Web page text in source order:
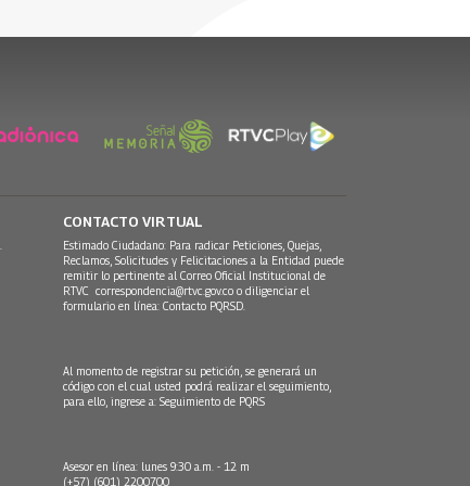
CONTACTO VIRTUAL
Estimado Ciudadano: Para radicar Peticiones, Quejas,
Reclamos, Solicitudes y Felicitaciones a la Entidad puede
remitir lo pertinente al Correo Oficial Institucional de
RTVC correspondencia@rtvc.gov.co o diligenciar el
formulario en línea: Contacto PQRSD.
Al momento de registrar su petición, se generará un
código con el cual usted podrá realizar el seguimiento,
para ello, ingrese a: Seguimiento de PQRS
Asesor en línea: lunes 9:30 a.m. - 12 m
(+57) (601) 2200700